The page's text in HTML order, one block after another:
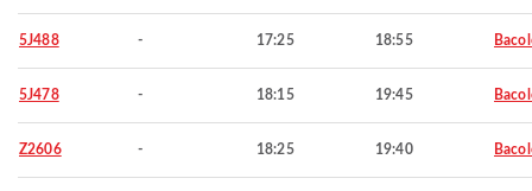
5J488 - 17:25 18:55
5J478 - 18:15 19:45
Z2606 - 18:25 19:40